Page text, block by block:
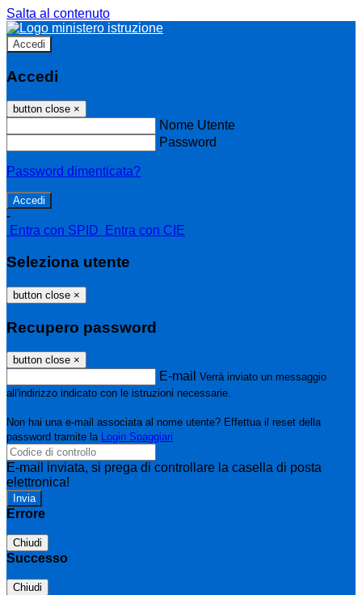
Salta al contenuto
Accedi
Accedi
button close ×
Nome Utente
Password
Password dimenticata?
-
Entra con SPID
Entra con CIE
Seleziona utente
button close ×
Recupero password
button close ×
E-mail Verrà inviato un messaggio
all'indirizzo indicato con le istruzioni necessarie.
Non hai una e-mail associata al nome utente? Effettua il reset della
password tramite la Login Spaggiari
E-mail inviata, si prega di controllare la casella di posta
elettronica!
Errore
Chiudi
Successo
Chiudi